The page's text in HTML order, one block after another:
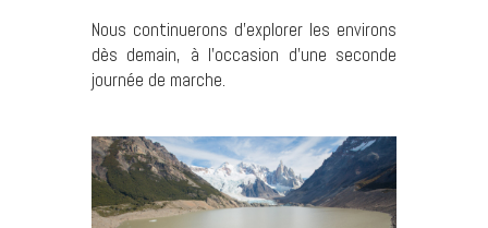
Nous continuerons d’explorer les environs
dès demain, à l’occasion d’une seconde
journée de marche.